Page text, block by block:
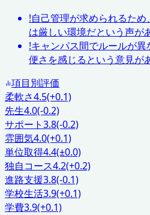
!自己管理が求められるた
は厳しい環境だという声が
!キャンパス間でルールが
便さを感じるという意見が
項目別評価
柔軟さ4.5(+0.1)
先生4.0(-0.2)
サポート3.8(-0.2)
雰囲気4.0(+0.1)
単位取得4.4(±0.0)
独自コース4.2(+0.2)
進路支援3.8(-0.1)
学校生活3.9(+0.1)
学費3.9(+0.1)